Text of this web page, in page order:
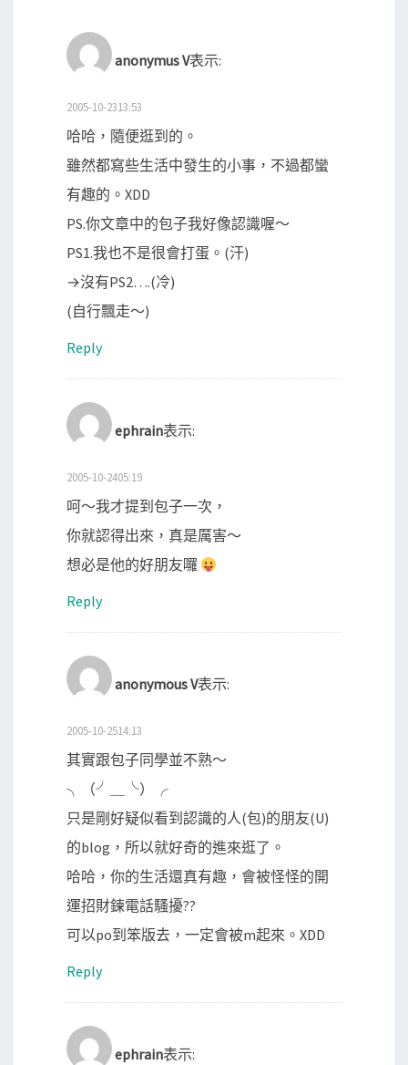
anonymus V表示:
2005-10-2313:53
哈哈，隨便逛到的。
雖然都寫些生活中發生的小事，不過都蠻
有趣的。XDD
PS.你文章中的包子我好像認識喔～
PS1.我也不是很會打蛋。(汗)
→沒有PS2….(冷)
(自行飄走～)
Reply
ephrain表示:
2005-10-2405:19
呵～我才提到包子一次，
你就認得出來，真是厲害～
想必是他的好朋友囉
Reply
anonymous V表示:
2005-10-2514:13
其實跟包子同學並不熟～
╮（╯＿╰）╭
只是剛好疑似看到認識的人(包)的朋友(U)
的blog，所以就好奇的進來逛了。
哈哈，你的生活還真有趣，會被怪怪的開
運招財鍊電話騷擾??
可以po到笨版去，一定會被m起來。XDD
Reply
ephrain表示: